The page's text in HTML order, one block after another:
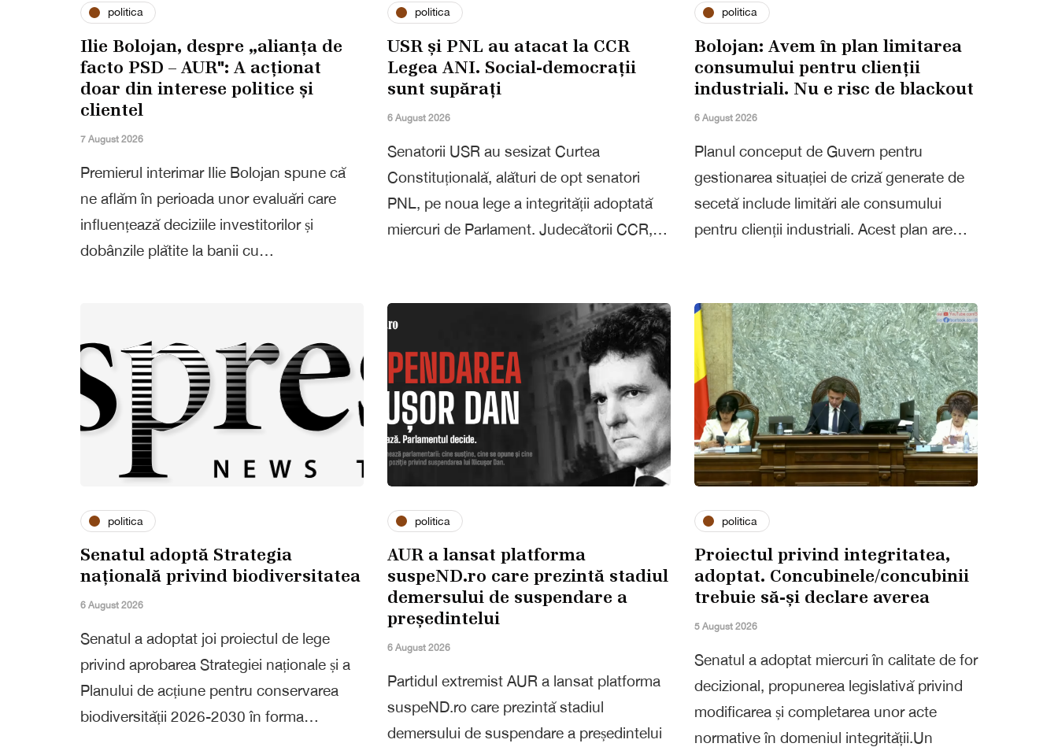
politica
Ilie Bolojan, despre „alianța de
facto PSD – AUR": A acționat
doar din interese politice și
clientel
7 August 2026
Premierul interimar Ilie Bolojan spune că
ne aflăm în perioada unor evaluări care
influențează deciziile investitorilor și
dobânzile plătite la banii cu…
politica
USR și PNL au atacat la CCR
Legea ANI. Social-democrații
sunt supărați
6 August 2026
Senatorii USR au sesizat Curtea
Constituțională, alături de opt senatori
PNL, pe noua lege a integrității adoptată
miercuri de Parlament. Judecătorii CCR,…
politica
Bolojan: Avem în plan limitarea
consumului pentru clienții
industriali. Nu e risc de blackout
6 August 2026
Planul conceput de Guvern pentru
gestionarea situației de criză generate de
secetă include limitări ale consumului
pentru clienții industriali. Acest plan are…
politica
Senatul adoptă Strategia
națională privind biodiversitatea
6 August 2026
Senatul a adoptat joi proiectul de lege
privind aprobarea Strategiei naționale și a
Planului de acțiune pentru conservarea
biodiversității 2026-2030 în forma…
politica
AUR a lansat platforma
suspeND.ro care prezintă stadiul
demersului de suspendare a
președintelui
6 August 2026
Partidul extremist AUR a lansat platforma
suspeND.ro care prezintă stadiul
demersului de suspendare a președintelui
politica
Proiectul privind integritatea,
adoptat. Concubinele/concubinii
trebuie să-și declare averea
5 August 2026
Senatul a adoptat miercuri în calitate de for
decizional, propunerea legislativă privind
modificarea și completarea unor acte
normative în domeniul integrității.Un